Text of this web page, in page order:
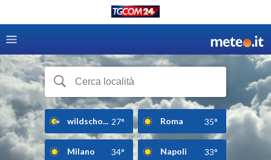
wildscho... 27° Roma 35°
Milano 34° Napoli 33°